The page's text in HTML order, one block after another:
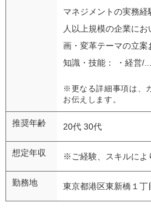
マネジメントの実務
人以上規模の企業に
画・変革テーマの立
知識・技能： ・経営/...
※更なる詳細事項は、
お伝えします。
推奨年齢 20代 30代
想定年収 ※ご経験、スキルによ
勤務地 東京都港区東新橋１丁